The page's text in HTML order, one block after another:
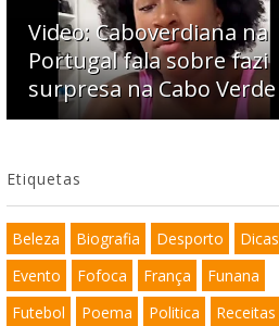
Video: Caboverdiana na
Portugal fala sobre fazi
surpresa na Cabo Verde
Etiquetas
Beleza Biografia Desporto
Dicas
Evento
Fofoca França
Funana
Futebol
Poema Politica Receitas